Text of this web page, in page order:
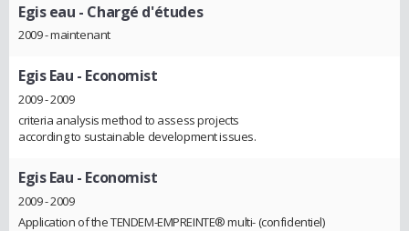
Egis eau - Chargé d'études
2009 - maintenant
Egis Eau - Economist
2009 - 2009
criteria analysis method to assess projects
according to sustainable development issues.
Egis Eau - Economist
2009 - 2009
Application of the TENDEM-EMPREINTE® multi- (confidentiel)